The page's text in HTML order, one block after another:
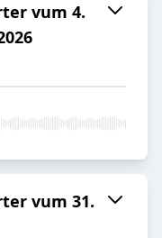
vum 4.
vum 31.